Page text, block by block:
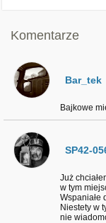
Komentarze
Bar_tek
Bajkowe
SP42-
Już
w tym
Wspaniałe
Niestety w
nie